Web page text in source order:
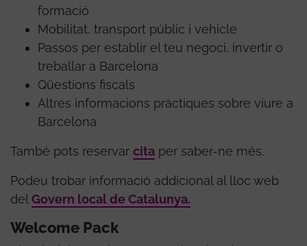
formació
Mobilitat, transport públic i vehicle
Passos per establir el teu negoci, invertir o
treballar a Barcelona
Qüestions fiscals
Altres informacions pràctiques sobre viure a
Barcelona
També pots reservar cita per saber-ne més.
Podeu trobar informació addicional al lloc web
del Govern local de Catalunya.
Welcome Pack